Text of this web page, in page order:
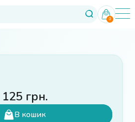
0
125 грн.
В кошик